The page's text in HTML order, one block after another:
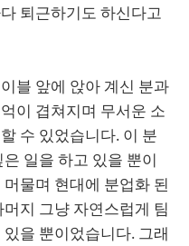
퇴근하기도 하신다고
블 앞에 앉아 계신 분과
이 겹쳐지며 무서운 소
수 있었습니다. 이 분
일을 하고 있을 뿐이
물며 현대에 분업화 된
지 그냥 자연스럽게 팀
을 뿐이었습니다. 그래